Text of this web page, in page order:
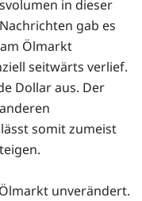
in dieser
gab es
Ölmarkt
seitwärts verlief.
Dollar aus. Der
somit zumeist
unverändert.